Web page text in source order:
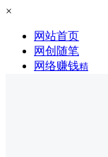
×
网站首页
网创随笔
网络赚钱精